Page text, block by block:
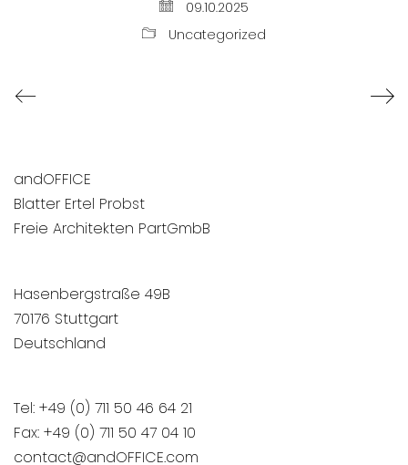
09.10.2025
Uncategorized
andOFFICE
Blatter Ertel Probst
Freie Architekten PartGmbB
Hasenbergstraße 49B
70176 Stuttgart
Deutschland
Tel: +49 (0) 711 50 46 64 21
Fax: +49 (0) 711 50 47 04 10
contact@andOFFICE.com